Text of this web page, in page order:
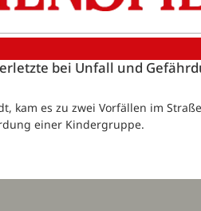
bei Unfall und
kam es zu zwei Vorfällen im
einer Kindergruppe.